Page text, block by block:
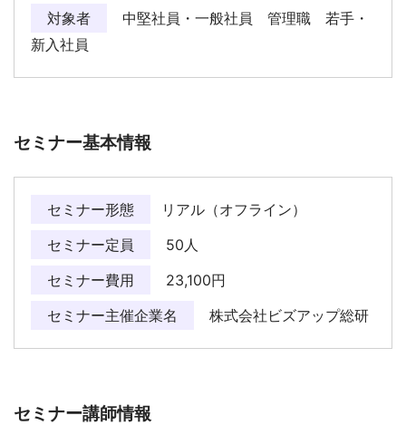
対象者
中堅社員・一般社員 管理職 若手・
新入社員
セミナー基本情報
セミナー形態
リアル（オフライン）
セミナー定員
50人
セミナー費用
23,100円
セミナー主催企業名
株式会社ビズアップ総研
セミナー講師情報